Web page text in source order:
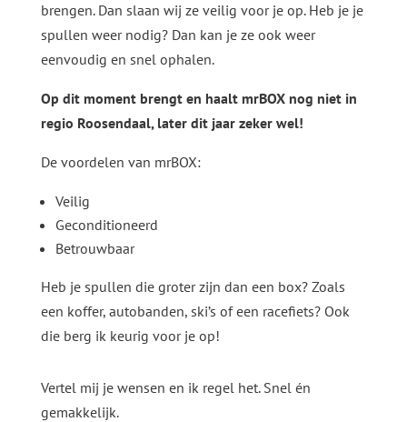
brengen. Dan slaan wij ze veilig voor je op. Heb je je
spullen weer nodig? Dan kan je ze ook weer
eenvoudig en snel ophalen.
Op dit moment brengt en haalt mrBOX nog niet in
regio Roosendaal, later dit jaar zeker wel!
De voordelen van mrBOX:
Veilig
Geconditioneerd
Betrouwbaar
Heb je spullen die groter zijn dan een box? Zoals
een koffer, autobanden, ski’s of een racefiets? Ook
die berg ik keurig voor je op!
Vertel mij je wensen en ik regel het. Snel én
gemakkelijk.